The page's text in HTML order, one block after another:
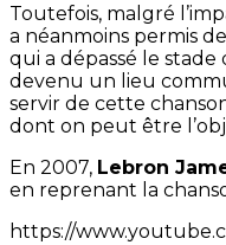
Toutefois, malgré
a néanmoins permis
qui a dépassé le stade
devenu un lieu
servir de cette
dont on peut être
En 2007, Lebron
en reprenant la
https://